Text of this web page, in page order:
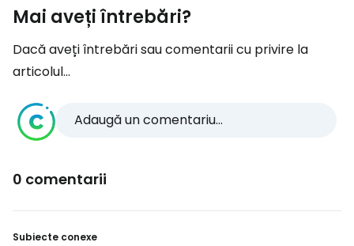
Mai aveți întrebări?
Dacă aveți întrebări sau comentarii cu privire la
articolul...
Adaugă un comentariu...
0 comentarii
Subiecte conexe